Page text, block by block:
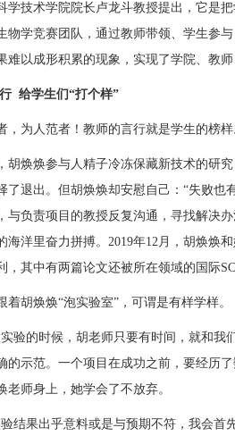
学技术学院院长卢龙斗教授提出，它是
物学竞赛团队，通过教师带领、学生参
难以成形积累的现象，实现了学院、教师
给学生们“打个样”
，为人范者！教师的言行就是学生的榜样
胡焕焕参与人精子冷冻保藏新技术的研
了退出。但胡焕焕却安慰自己 ：“失败也
与负责项目的教授反复沟通，寻找解决
海洋里奋力拼搏。2019年12月，胡焕焕
，其中有两篇论文还被所在领域的国际
着胡焕焕“泡实验室”，可谓是有样学样。
验的时候，胡老师只要有时间，就和
的示范。一个项目在成功之前，要经历
老师身上，她学会了不放弃。
结果出乎意料或是与预期不符，我会首